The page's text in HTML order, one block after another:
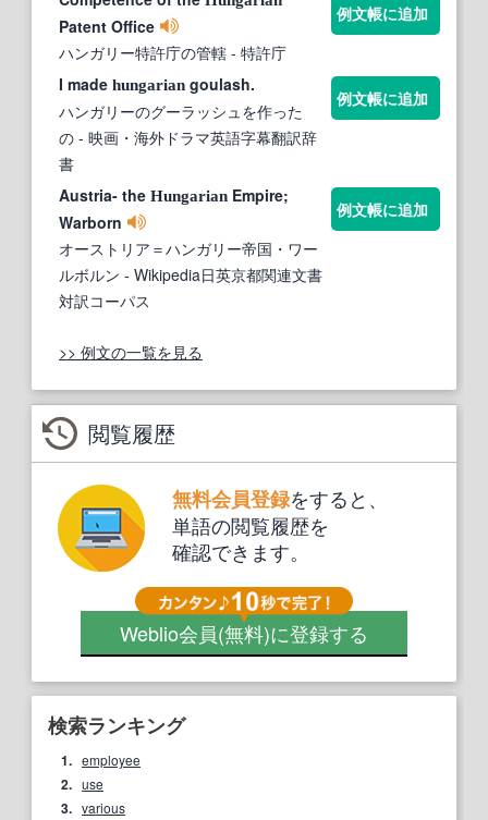
Patent Office
ハンガリー特許庁の管轄 - 特許庁
例文帳に追加
I made hungarian goulash.
ハンガリーのグーラッシュを作った
の - 映画・海外ドラマ英語字幕翻訳辞
書
例文帳に追加
Austria- the Hungarian Empire;
Warborn
オーストリア＝ハンガリー帝国・ワー
ルボルン - Wikipedia日英京都関連文書
対訳コーパス
例文帳に追加
>> 例文の一覧を見る
閲覧履歴
無料会員登録をすると、
単語の閲覧履歴を
確認できます。
Weblio会員(無料)に登録する
検索ランキング
1. employee
2. use
3. various